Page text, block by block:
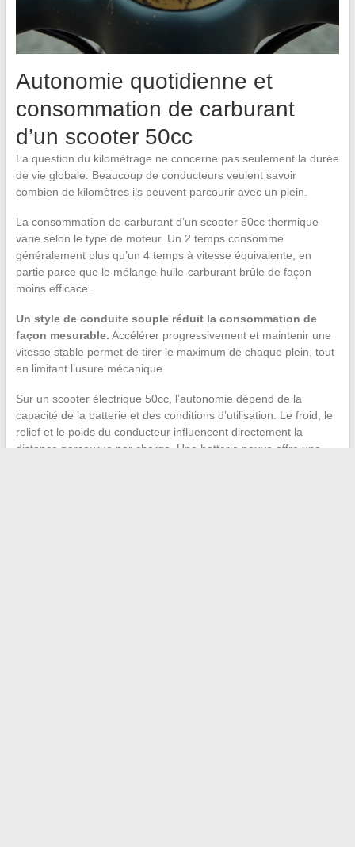
Autonomie quotidienne et
consommation de carburant
d’un scooter 50cc
La question du kilométrage ne concerne pas seulement la durée
de vie globale. Beaucoup de conducteurs veulent savoir
combien de kilomètres ils peuvent parcourir avec un plein.
La consommation de carburant d’un scooter 50cc thermique
varie selon le type de moteur. Un 2 temps consomme
généralement plus qu’un 4 temps à vitesse équivalente, en
partie parce que le mélange huile-carburant brûle de façon
moins efficace.
Un style de conduite souple réduit la consommation de
façon mesurable. Accélérer progressivement et maintenir une
vitesse stable permet de tirer le maximum de chaque plein, tout
en limitant l’usure mécanique.
Sur un scooter électrique 50cc, l’autonomie dépend de la
capacité de la batterie et des conditions d’utilisation. Le froid, le
relief et le poids du conducteur influencent directement la
distance parcourue par charge. Une batterie neuve offre une